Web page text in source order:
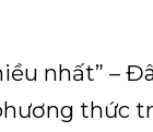
nhất” –
thức